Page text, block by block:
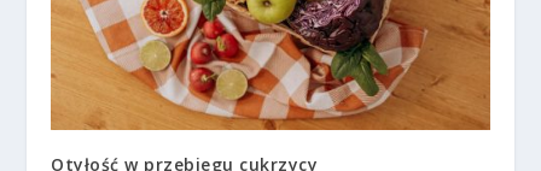
Otyłość w przebiegu cukrzycy